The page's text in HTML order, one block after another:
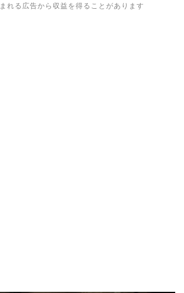
れる広告から収益を得ることがあります